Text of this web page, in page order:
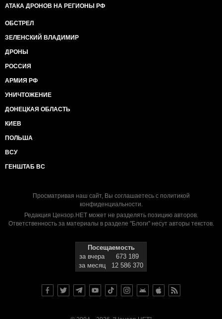
АТАКА ДРОНОВ НА РЕГИОНЫ РФ
ОБСТРЕЛ
ЗЕЛЕНСКИЙ ВЛАДИМИР
ДРОНЫ
РОССИЯ
АРМИЯ РФ
УНИЧТОЖЕНИЕ
ДОНЕЦКАЯ ОБЛАСТЬ
КИЕВ
ПОЛЬША
ВСУ
ГЕНШТАБ ВС
Просматривая наш сайт, Вы соглашаетесь с политикой
конфиденциальности.
Редакция Цензор.НЕТ может не разделять позицию авторов.
Ответственность за материалы в разделе "Блоги" несут авторы текстов.
Посещаемость
за вчера
673 189
за месяц
12 586 370